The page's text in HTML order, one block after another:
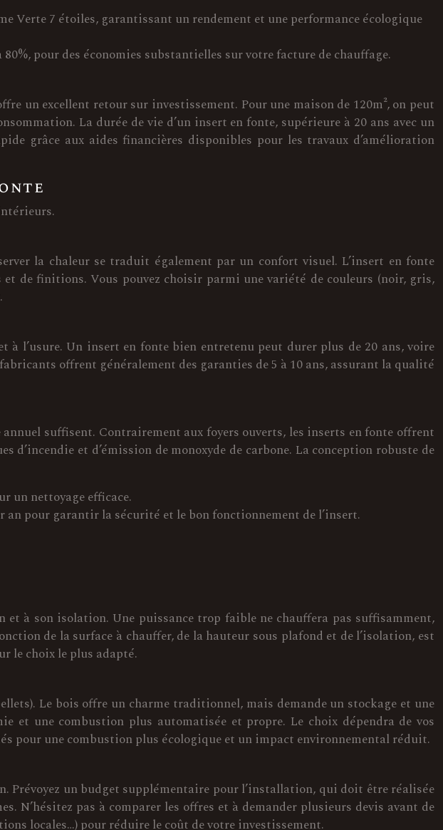
Verte 7 étoiles, garantissant un rendement et une performance écologique
pour des économies substantielles sur votre facture de chauffage.
un excellent retour sur investissement. Pour une maison de 120m², on peut
La durée de vie d’un insert en fonte, supérieure à 20 ans avec un
grâce aux aides financières disponibles pour les travaux d’amélioration
la chaleur se traduit également par un confort visuel. L’insert en fonte
et de finitions. Vous pouvez choisir parmi une variété de couleurs (noir, gris,
l’usure. Un insert en fonte bien entretenu peut durer plus de 20 ans, voire
offrent généralement des garanties de 5 à 10 ans, assurant la qualité
suffisent. Contrairement aux foyers ouverts, les inserts en fonte offrent
et d’émission de monoxyde de carbone. La conception robuste de
un nettoyage efficace.
pour garantir la sécurité et le bon fonctionnement de l’insert.
à son isolation. Une puissance trop faible ne chauffera pas suffisamment,
de la surface à chauffer, de la hauteur sous plafond et de l’isolation, est
le choix le plus adapté.
Le bois offre un charme traditionnel, mais demande un stockage et une
et une combustion plus automatisée et propre. Le choix dépendra de vos
pour une combustion plus écologique et un impact environnemental réduit.
Prévoyez un budget supplémentaire pour l’installation, qui doit être réalisée
pas à comparer les offres et à demander plusieurs devis avant de
locales…) pour réduire le coût de votre investissement.